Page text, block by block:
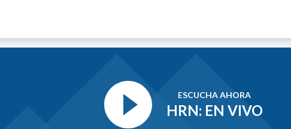
ESCUCHA AHORA
HRN: EN VIVO